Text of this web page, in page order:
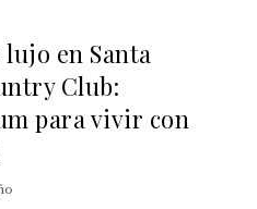
en Santa
Club:
para vivir con